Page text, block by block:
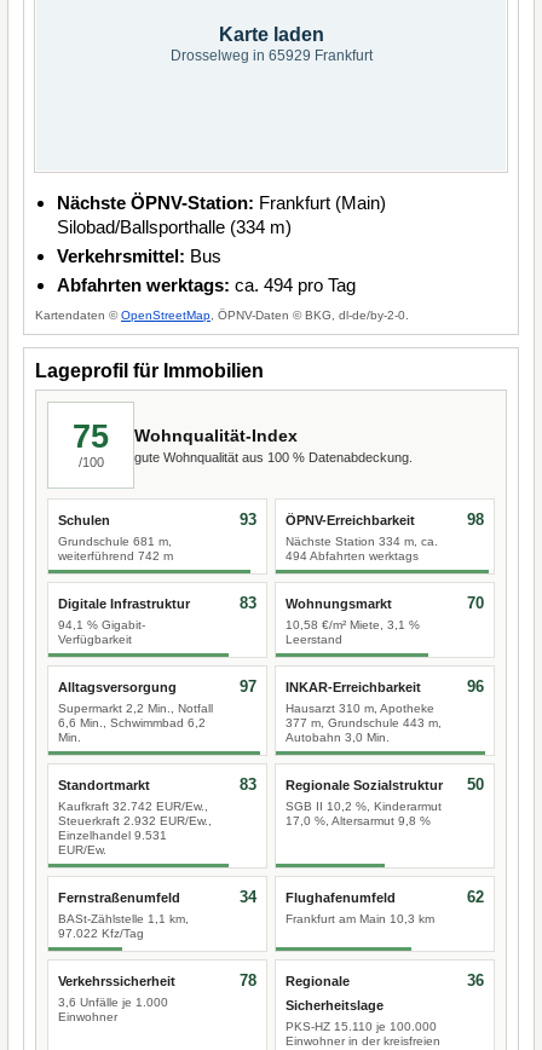
Karte laden
Drosselweg in 65929 Frankfurt
Nächste ÖPNV-Station: Frankfurt (Main)
Silobad/Ballsporthalle (334 m)
Verkehrsmittel: Bus
Abfahrten werktags: ca. 494 pro Tag
Kartendaten ©OpenStreetMap , ÖPNV-Daten © BKG, dl-de/by-2-0.
Lageprofil für Immobilien
75
/100
Wohnqualität-Index
gute Wohnqualität aus 100 % Datenabdeckung.
Schulen
Grundschule 681 m,
weiterführend 742 m
93 ÖPNV-Erreichbarkeit
Nächste Station 334 m, ca.
494 Abfahrten werktags
98
Digitale Infrastruktur
94,1 % Gigabit-
Verfügbarkeit
83 Wohnungsmarkt
10,58 €/m² Miete, 3,1 %
Leerstand
70
Alltagsversorgung
Supermarkt 2,2 Min., Notfall
6,6 Min., Schwimmbad 6,2
Min.
97 INKAR-Erreichbarkeit
Hausarzt 310 m, Apotheke
377 m, Grundschule 443 m,
Autobahn 3,0 Min.
96
Standortmarkt
Kaufkraft 32.742 EUR/Ew.,
Steuerkraft 2.932 EUR/Ew.,
Einzelhandel 9.531
EUR/Ew.
83 Regionale Sozialstruktur
SGB II 10,2 %, Kinderarmut
17,0 %, Altersarmut 9,8 %
50
Fernstraßenumfeld
BASt-Zählstelle 1,1 km,
97.022 Kfz/Tag
34 Flughafenumfeld
Frankfurt am Main 10,3 km
62
Verkehrssicherheit
3,6 Unfälle je 1.000
Einwohner
78
Regionale
Sicherheitslage
PKS-HZ 15.110 je 100.000
Einwohner in der kreisfreien
36